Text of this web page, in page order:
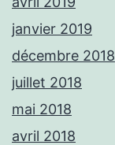
janvier 2019
décembre 2018
juillet 2018
mai 2018
avril 2018